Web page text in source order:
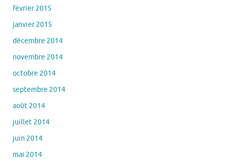
février 2015
janvier 2015
décembre 2014
novembre 2014
octobre 2014
septembre 2014
août 2014
juillet 2014
juin 2014
mai 2014